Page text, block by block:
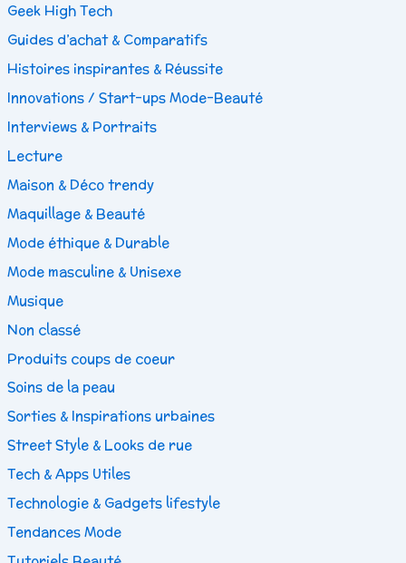
Geek High Tech
Guides d’achat & Comparatifs
Histoires inspirantes & Réussite
Innovations / Start-ups Mode-Beauté
Interviews & Portraits
Lecture
Maison & Déco trendy
Maquillage & Beauté
Mode éthique & Durable
Mode masculine & Unisexe
Musique
Non classé
Produits coups de coeur
Soins de la peau
Sorties & Inspirations urbaines
Street Style & Looks de rue
Tech & Apps Utiles
Technologie & Gadgets lifestyle
Tendances Mode